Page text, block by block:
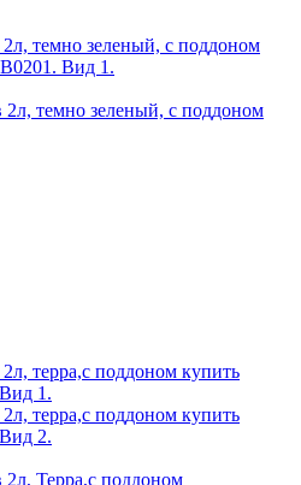
темно зеленый, с поддоном
Терра,с поддоном